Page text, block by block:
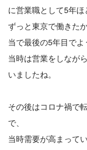
に営業職として5年ほ
ずっと東京で働きた
当で最後の5年目でよ
当時は営業をしなが
いましたね。
その後はコロナ禍で
で、
当時需要が高まって